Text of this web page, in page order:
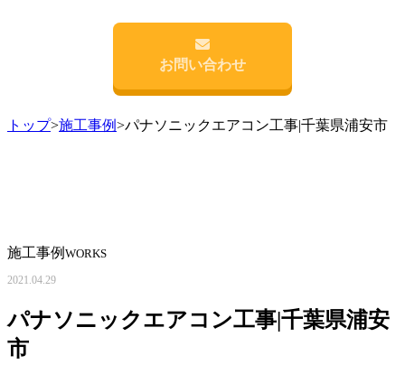
お問い合わせ
トップ>施工事例>パナソニックエアコン工事|千葉県浦安市
施工事例 WORKS
2021.04.29
パナソニックエアコン工事|千葉県浦安
市